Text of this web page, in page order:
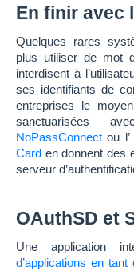
En finir avec
Quelques rares
plus utiliser de mot
interdisent à
ses identifiants de
entreprises le
sanctuarisées
NoPassConnect ou l’
Card en donnent des
serveur
OAuthSD et
Une application
d’applications en